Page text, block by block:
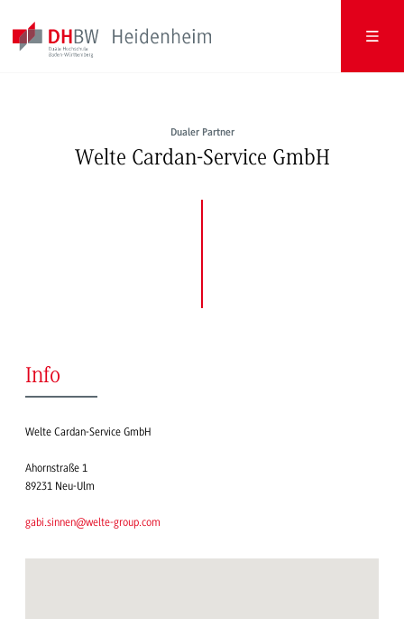
Dualer Partner
Welte Cardan-Service GmbH
Info
Welte Cardan-Service GmbH
Ahornstraße 1
89231 Neu-Ulm
gabi.sinnen@welte-group.com